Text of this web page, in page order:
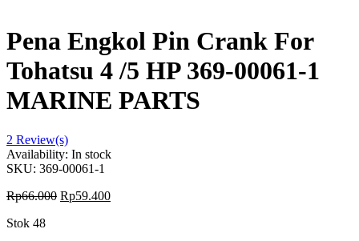
Pena Engkol Pin Crank For
Tohatsu 4 /5 HP 369-00061-1
MARINE PARTS
2 Review(s)
Availability: In stock
SKU: 369-00061-1
Rp66.000 Rp59.400
Stok 48